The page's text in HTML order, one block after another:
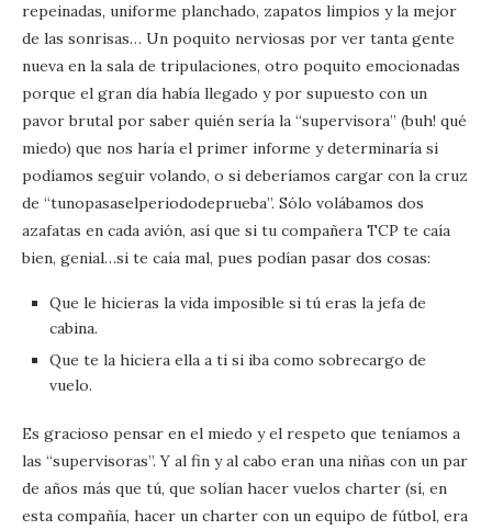
repeinadas, uniforme planchado, zapatos limpios y la mejor
de las sonrisas… Un poquito nerviosas por ver tanta gente
nueva en la sala de tripulaciones, otro poquito emocionadas
porque el gran día había llegado y por supuesto con un
pavor brutal por saber quién sería la “supervisora” (buh! qué
miedo) que nos haría el primer informe y determinaría si
podíamos seguir volando, o si deberíamos cargar con la cruz
de “tunopasaselperiododeprueba”. Sólo volábamos dos
azafatas en cada avión, así que si tu compañera TCP te caía
bien, genial…si te caía mal, pues podían pasar dos cosas:
Que le hicieras la vida imposible si tú eras la jefa de
cabina.
Que te la hiciera ella a ti si iba como sobrecargo de
vuelo.
Es gracioso pensar en el miedo y el respeto que teníamos a
las “supervisoras”. Y al fin y al cabo eran una niñas con un par
de años más que tú, que solían hacer vuelos charter (sí, en
esta compañía, hacer un charter con un equipo de fútbol, era